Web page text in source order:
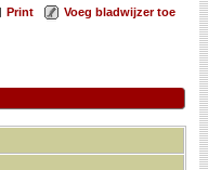
Print Voeg bladwijzer toe